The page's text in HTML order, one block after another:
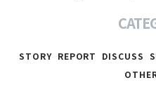
STORY REPORT DISCUSS